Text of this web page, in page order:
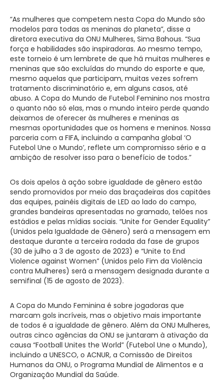
“As mulheres que competem nesta Copa do Mundo são
modelos para todas as meninas do planeta”, disse a
diretora executiva da ONU Mulheres, Sima Bahous. “Sua
força e habilidades são inspiradoras. Ao mesmo tempo,
este torneio é um lembrete de que há muitas mulheres e
meninas que são excluídas do mundo do esporte e que,
mesmo aquelas que participam, muitas vezes sofrem
tratamento discriminatório e, em alguns casos, até
abuso. A Copa do Mundo de Futebol Feminino nos mostra
o quanto não só elas, mas o mundo inteiro perde quando
deixamos de oferecer às mulheres e meninas as
mesmas oportunidades que os homens e meninos. Nossa
parceria com a FIFA, incluindo a campanha global ‘O
Futebol Une o Mundo’, reflete um compromisso sério e a
ambição de resolver isso para o benefício de todos.”
Os dois apelos à ação sobre igualdade de gênero estão
sendo promovidos por meio das braçadeiras dos capitães
das equipes, painéis digitais de LED ao lado do campo,
grandes bandeiras apresentadas no gramado, telões nos
estádios e pelas mídias sociais. “Unite for Gender Equality”
(Unidos pela Igualdade de Gênero) será a mensagem em
destaque durante a terceira rodada da fase de grupos
(30 de julho a 3 de agosto de 2023) e “Unite to End
Violence against Women” (Unidos pelo Fim da Violência
contra Mulheres) será a mensagem designada durante a
semifinal (15 de agosto de 2023).
A Copa do Mundo Feminina é sobre jogadoras que
marcam gols incríveis, mas o objetivo mais importante
de todos é a igualdade de gênero. Além da ONU Mulheres,
outras cinco agências da ONU se juntaram à ativação da
causa “Football Unites the World” (Futebol Une o Mundo),
incluindo a UNESCO, o ACNUR, a Comissão de Direitos
Humanos da ONU, o Programa Mundial de Alimentos e a
Organização Mundial da Saúde.